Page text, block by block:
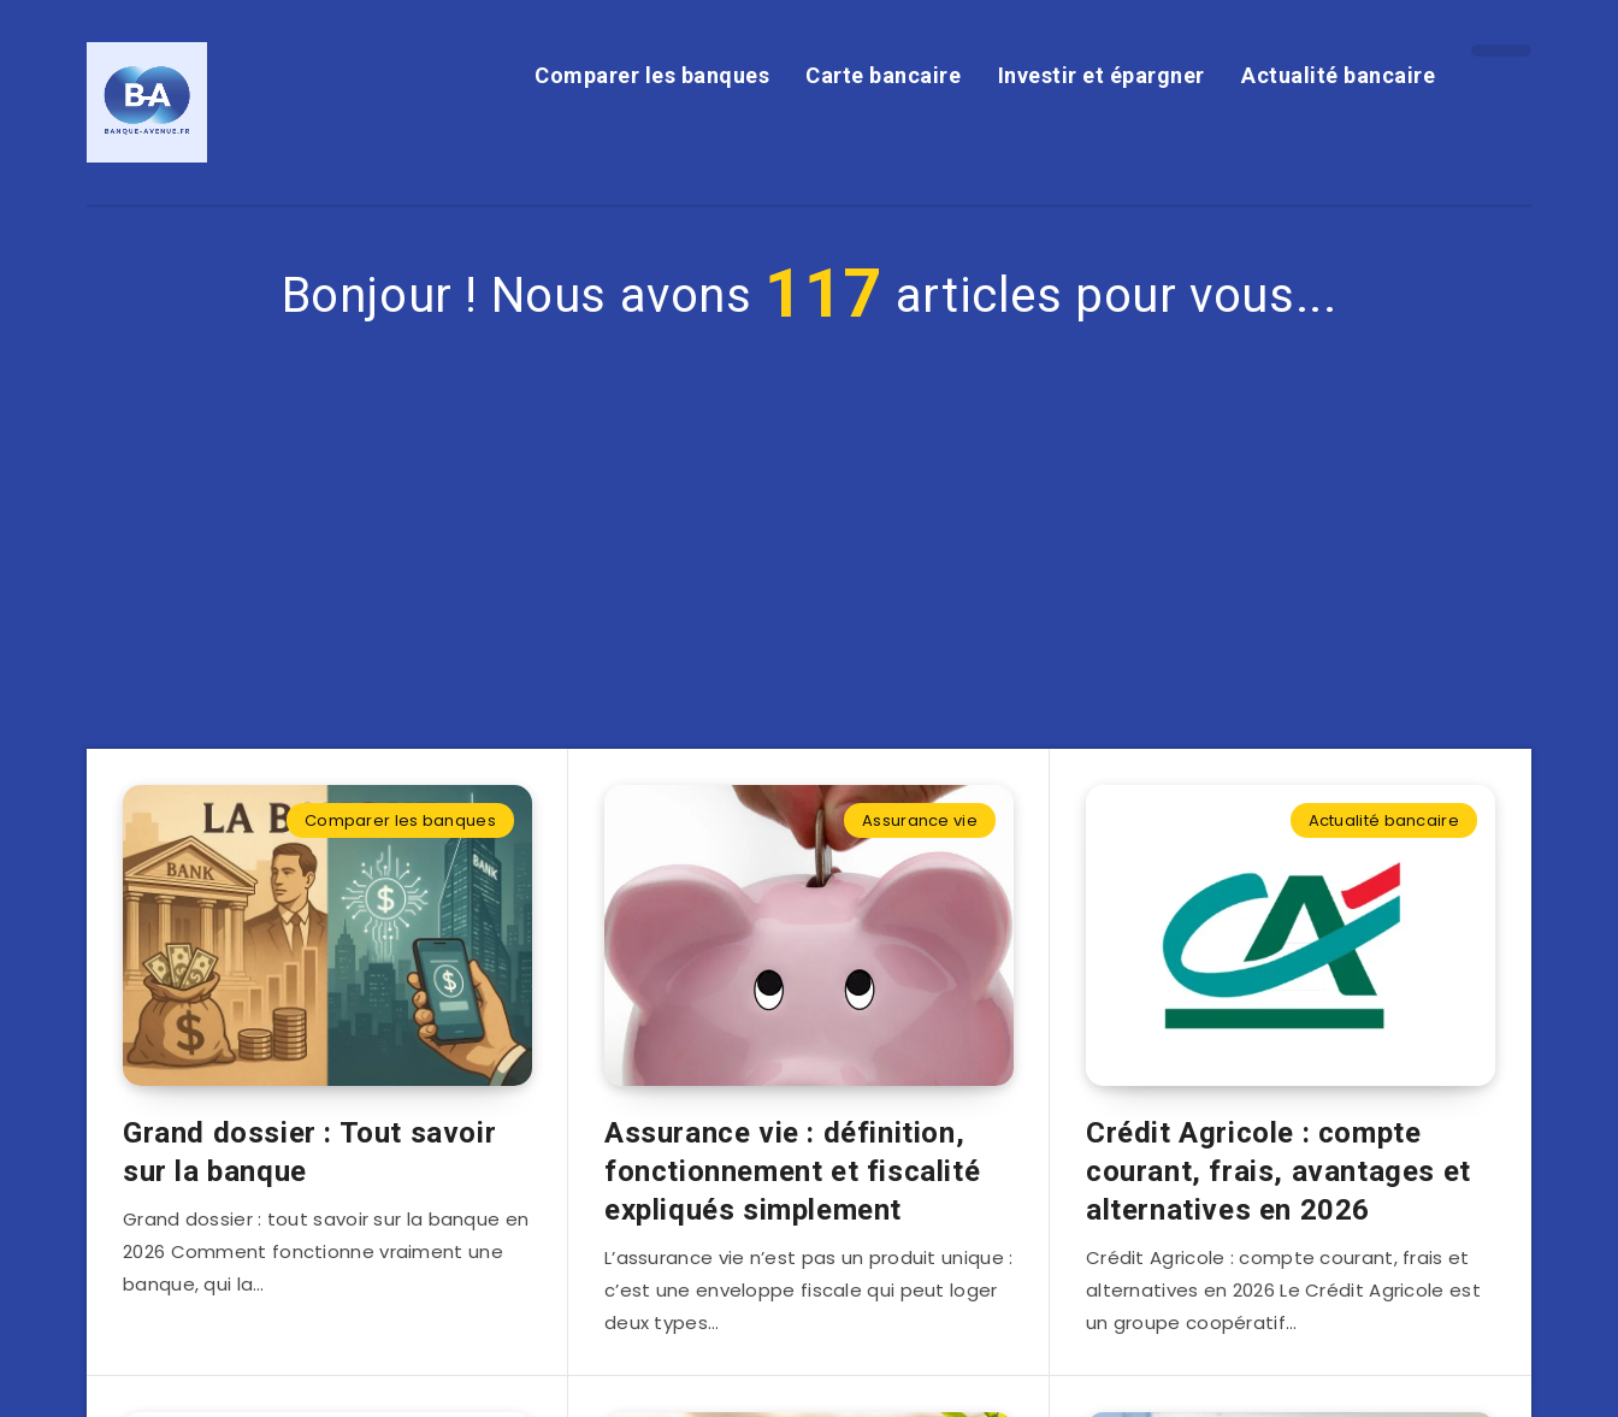
Comparer les banques Carte bancaire Investir et épargner Actualité bancaire
Bonjour ! Nous avons 117 articles pour vous...
Comparer les banques
Grand dossier : Tout savoir
sur la banque
Grand dossier : tout savoir sur la banque en
2026 Comment fonctionne vraiment une
banque, qui la…
Assurance vie
Assurance vie : définition,
fonctionnement et fiscalité
expliqués simplement
L’assurance vie n’est pas un produit unique :
c’est une enveloppe fiscale qui peut loger
deux types…
Actualité bancaire
Crédit Agricole : compte
courant, frais, avantages et
alternatives en 2026
Crédit Agricole : compte courant, frais et
alternatives en 2026 Le Crédit Agricole est
un groupe coopératif…